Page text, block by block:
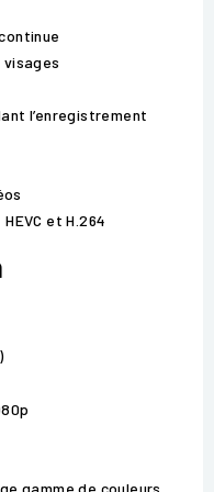
l’enregistrement
et H.264